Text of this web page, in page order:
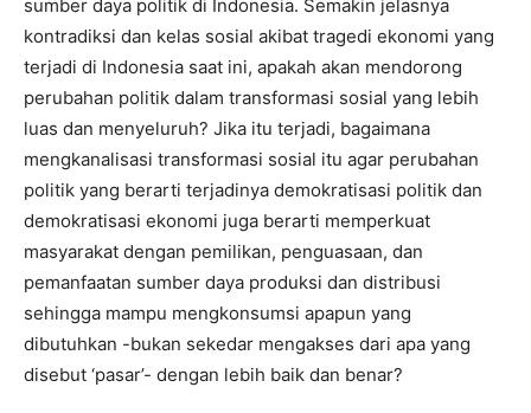
sumber daya politik di Indonesia. Semakin jelasnya
kontradiksi dan kelas sosial akibat tragedi ekonomi yang
terjadi di Indonesia saat ini, apakah akan mendorong
perubahan politik dalam transformasi sosial yang lebih
luas dan menyeluruh? Jika itu terjadi, bagaimana
mengkanalisasi transformasi sosial itu agar perubahan
politik yang berarti terjadinya demokratisasi politik dan
demokratisasi ekonomi juga berarti memperkuat
masyarakat dengan pemilikan, penguasaan, dan
pemanfaatan sumber daya produksi dan distribusi
sehingga mampu mengkonsumsi apapun yang
dibutuhkan -bukan sekedar mengakses dari apa yang
disebut ‘pasar’- dengan lebih baik dan benar?